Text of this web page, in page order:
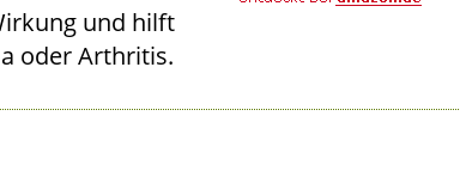
und hilft
oder Arthritis.